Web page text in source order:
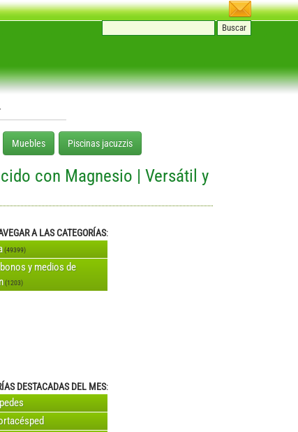
Muebles Piscinas jacuzzis
con Magnesio | Versátil y
A LAS CATEGORÍAS:
(49399)
y medios de
(1203)
DESTACADAS DEL MES: